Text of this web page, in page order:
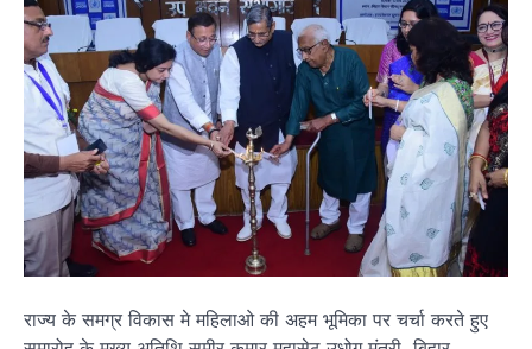
राज्य के समग्र विकास मे महिलाओ की अहम भूमिका पर चर्चा करते हुए